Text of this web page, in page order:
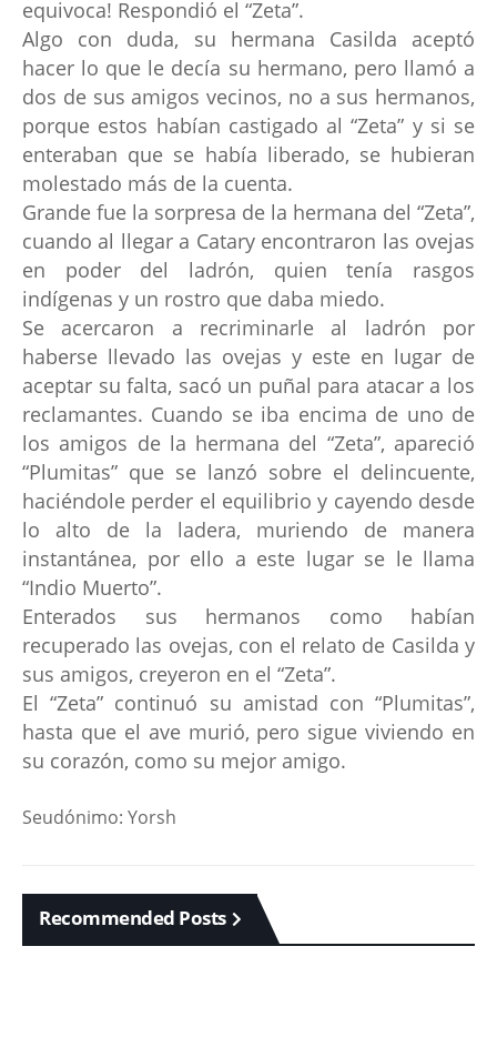
equivoca! Respondió el “Zeta”.
Algo con duda, su hermana Casilda aceptó
hacer lo que le decía su hermano, pero llamó a
dos de sus amigos vecinos, no a sus hermanos,
porque estos habían castigado al “Zeta” y si se
enteraban que se había liberado, se hubieran
molestado más de la cuenta.
Grande fue la sorpresa de la hermana del “Zeta”,
cuando al llegar a Catary encontraron las ovejas
en poder del ladrón, quien tenía rasgos
indígenas y un rostro que daba miedo.
Se acercaron a recriminarle al ladrón por
haberse llevado las ovejas y este en lugar de
aceptar su falta, sacó un puñal para atacar a los
reclamantes. Cuando se iba encima de uno de
los amigos de la hermana del “Zeta”, apareció
“Plumitas” que se lanzó sobre el delincuente,
haciéndole perder el equilibrio y cayendo desde
lo alto de la ladera, muriendo de manera
instantánea, por ello a este lugar se le llama
“Indio Muerto”.
Enterados sus hermanos como habían
recuperado las ovejas, con el relato de Casilda y
sus amigos, creyeron en el “Zeta”.
El “Zeta” continuó su amistad con “Plumitas”,
hasta que el ave murió, pero sigue viviendo en
su corazón, como su mejor amigo.
Seudónimo: Yorsh
Recommended Posts